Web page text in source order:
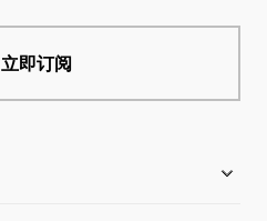
立即订阅